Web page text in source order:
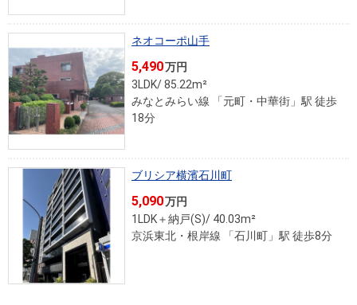
す
購入向け
サービス
住宅ロー
ンシミュ
レーショ
ラス（お
住まいと
暮らしの
税金の本
（電子ブ
ック）
購入ガイ
ド
サービス
住まいと
暮らしの
（電子ブ
ック）
売却ガイ
ド
ネオコーポ山手
5,490万円
3LDK/ 85.22m²
みなとみらい線 「元町・中華街」駅 徒歩
18分
ブリシア横濱石川町
5,090万円
1LDK＋納戸(S)/ 40.03m²
京浜東北・根岸線 「石川町」駅 徒歩8分